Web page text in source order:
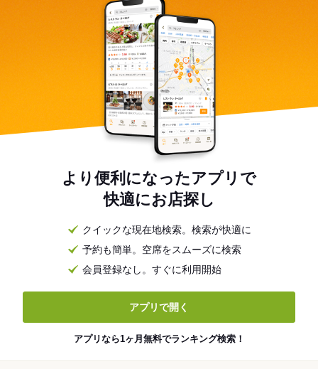
より便利になったアプリで
快適にお店探し
クイックな現在地検索。検索が快適に
予約も簡単。空席をスムーズに検索
会員登録なし。すぐに利用開始
アプリで開く
アプリなら1ヶ月無料でランキング検索！